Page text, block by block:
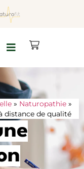
» Naturopathie »
distance de qualité